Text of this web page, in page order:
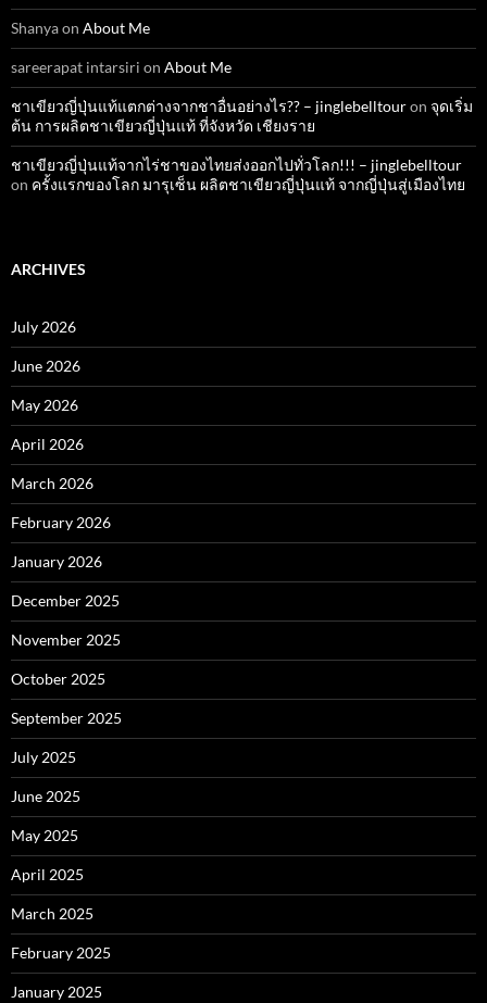
Shanyaon About Me
sareerapat intarsiri on About Me
ชาเขียวญี่ปุ่นแท้แตกต่างจากชาอื่นอย่างไร?? – jinglebelltouron จุดเริ่ม
ต้น การผลิตชาเขียวญี่ปุ่นแท้ ที่จังหวัด เชียงราย
ชาเขียวญี่ปุ่นแท้จากไร่ชาของไทยส่งออกไปทั่วโลก!!! – jinglebelltour
on ครั้งแรกของโลก มารุเซ็น ผลิตชาเขียวญี่ปุ่นแท้ จากญี่ปุ่นสู่เมืองไทย
ARCHIVES
July 2026
June 2026
May 2026
April 2026
March 2026
February 2026
January 2026
December 2025
November 2025
October 2025
September 2025
July 2025
June 2025
May 2025
April 2025
March 2025
February 2025
January 2025